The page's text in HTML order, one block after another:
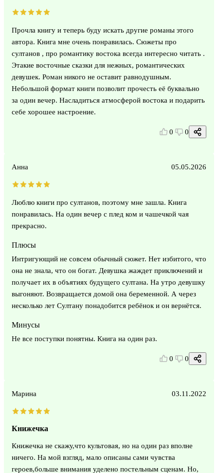
Прочла книгу и теперь буду искать другие романы этого
автора. Книга мне очень понравилась. Сюжеты про
султанов , про романтику востока всегда интересно читать .
Этакие восточные сказки для нежных, романтических
девушек. Роман никого не оставит равнодушным.
Небольшой формат книги позволит прочесть её буквально
за один вечер. Насладиться атмосферой востока и подарить
себе хорошее настроение.
0 0
Анна 05.05.2026
Люблю книги про султанов, поэтому мне зашла. Книга
понравилась. На один вечер с плед ком и чашечкой чая
прекрасно.
Плюсы
Интригующий не совсем обычный сюжет. Нет избитого, что
она не знала, что он богат. Девушка жаждет приключений и
получает их в объятиях будущего султана. На утро девушку
выгоняют. Возвращается домой она беременной. А через
несколько лет Султану понадобится ребёнок и он вернётся.
Минусы
Не все поступки понятны. Книга на один раз.
0 0
Марина 03.11.2022
Книжечка
Книжечка не скажу,что культовая, но на один раз вполне
ничего. На мой взгляд, мало описаны сами чувства
героев,больше внимания уделено постельным сценам. Но,